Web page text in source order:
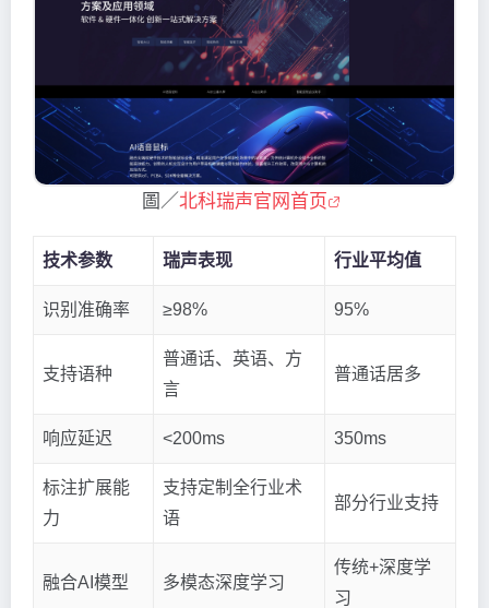
圖／北科瑞声官网首页
技术参数 瑞声表现 行业平均值
识别准确率 ≥98% 95%
支持语种
普通话、英语、方
言
普通话居多
响应延迟 <200ms 350ms
标注扩展能
力
支持定制全行业术
语
部分行业支持
融合AI模型 多模态深度学习
传统+深度学
习